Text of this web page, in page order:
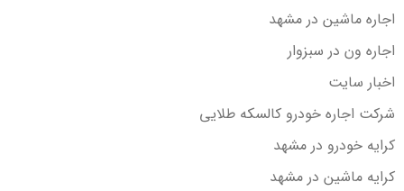
اجاره ماشین در مشهد
اجاره ون در سبزوار
اخبار سایت
شرکت اجاره خودرو کالسکه طلایی
کرایه خودرو در مشهد
کرایه ماشین در مشهد